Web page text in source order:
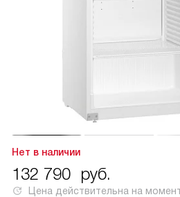
Нет в наличии
132 790 руб.
Цена действительна на